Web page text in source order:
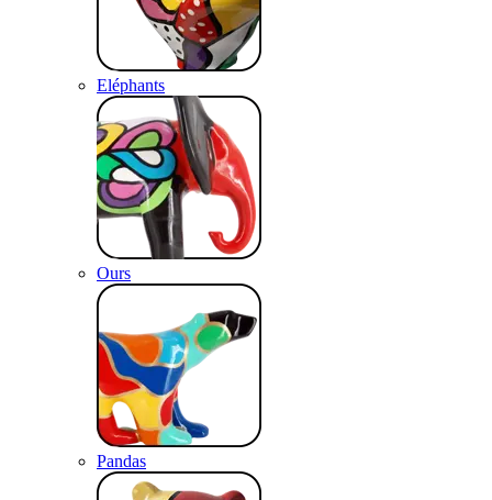
Eléphants
Ours
Pandas